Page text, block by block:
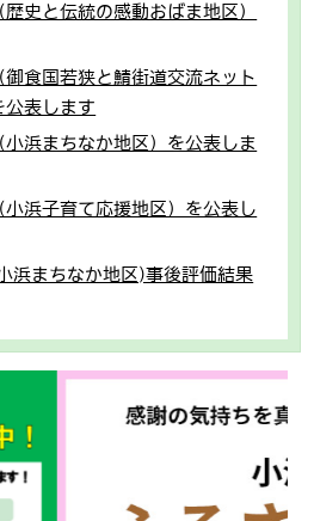
史と伝統の感動おばま地区）
食国若狭と鯖街道交流ネット
公表します
浜まちなか地区）を公表しま
浜子育て応援地区）を公表し
浜まちなか地区)事後評価結果